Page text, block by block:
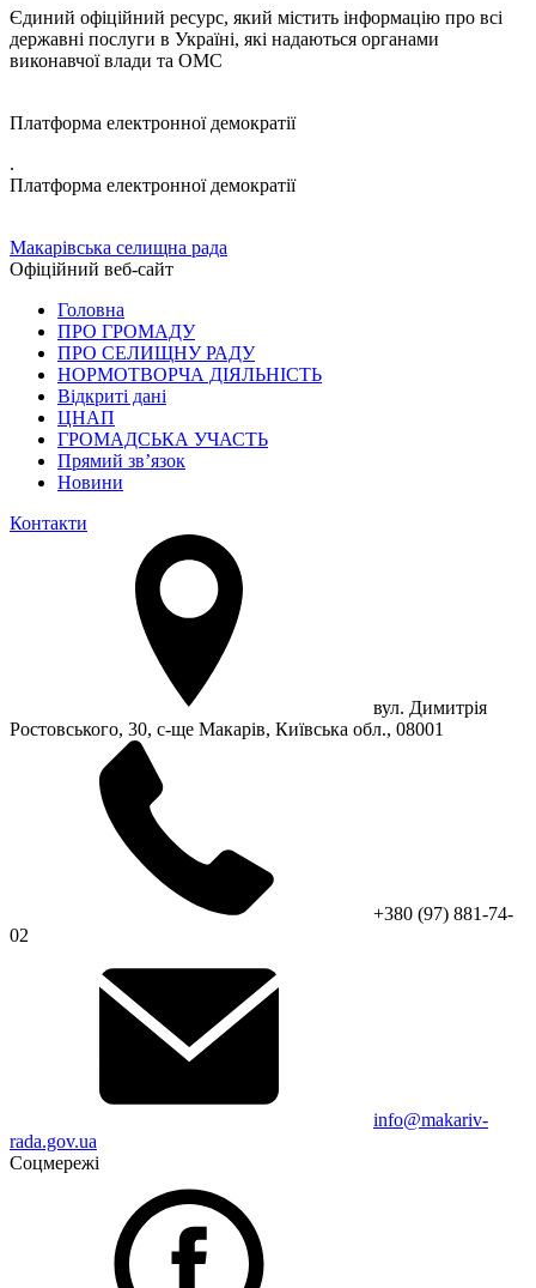
Єдиний офіційний ресурс, який містить інформацію про всі
державні послуги в Україні, які надаються органами
виконавчої влади та ОМС
Платформа електронної демократії
.
Платформа електронної демократії
Макарівська селищна рада
Офіційний веб-сайт
Головна
ПРО ГРОМАДУ
ПРО СЕЛИЩНУ РАДУ
НОРМОТВОРЧА ДІЯЛЬНІСТЬ
Відкриті дані
ЦНАП
ГРОМАДСЬКА УЧАСТЬ
Прямий зв’язок
Новини
Контакти
вул. Димитрія
Ростовського, 30, с-ще Макарів, Київська обл., 08001
+380 (97) 881-74-
02
info@makariv-
rada.gov.ua
Соцмережі